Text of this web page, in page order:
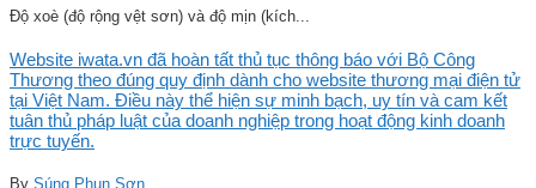
Độ xoè (độ rộng vệt sơn) và độ mịn (kích...
Website iwata.vn đã hoàn tất thủ tục thông báo với Bộ Công
Thương theo đúng quy định dành cho website thương mại điện tử
tại Việt Nam. Điều này thể hiện sự minh bạch, uy tín và cam kết
tuân thủ pháp luật của doanh nghiệp trong hoạt động kinh doanh
trực tuyến.
By Súng Phun Sơn